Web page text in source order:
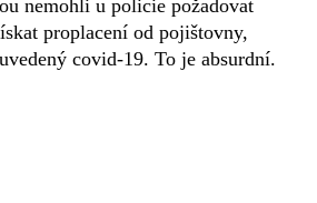
nemohli u policie požadovat
proplacení od pojištovny,
covid-19. To je absurdní.